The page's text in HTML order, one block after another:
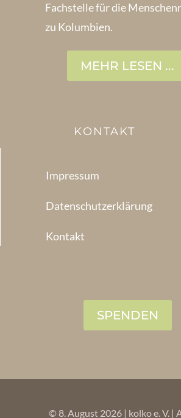
Fachstelle für die
zu Kolumbien.
MEHR LESEN ...
KONTAKT
Impressum
Datenschutzerklärung
Kontakt
SPENDEN
© 8. August 2026 | kolko e. V. |